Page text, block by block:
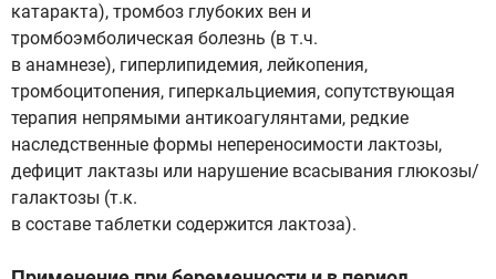
катаракта), тромбоз глубоких вен и
тромбоэмболическая болезнь (в т.ч.
в анамнезе), гиперлипидемия, лейкопения,
тромбоцитопения, гиперкальциемия, сопутствующая
терапия непрямыми антикоагулянтами, редкие
наследственные формы непереносимости лактозы,
дефицит лактазы или нарушение всасывания глюкозы/
галактозы (т.к.
в составе таблетки содержится лактоза).